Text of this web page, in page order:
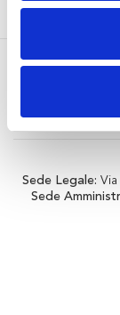
Sede Legale:
Sede